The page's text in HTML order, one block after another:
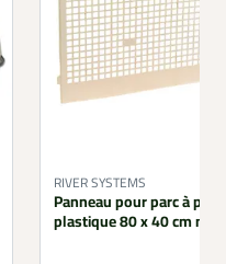
RIVER SYSTEMS
Panneau pour parc à
plastique 80 x 40 cm